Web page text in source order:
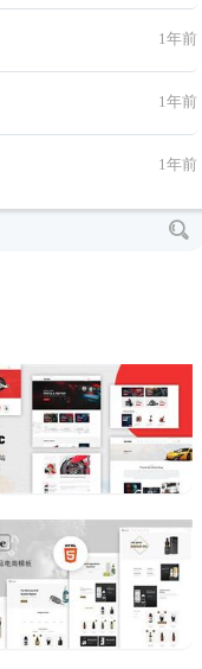
1年前
1年前
1年前